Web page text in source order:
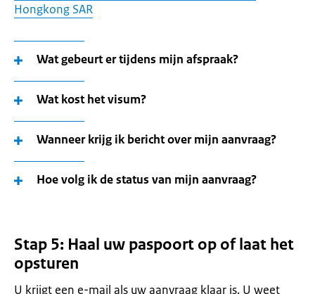
Hongkong SAR
Wat gebeurt er tijdens mijn afspraak?
Wat kost het visum?
Wanneer krijg ik bericht over mijn aanvraag?
Hoe volg ik de status van mijn aanvraag?
Stap 5: Haal uw paspoort op of laat het
opsturen
U krijgt een e-mail als uw aanvraag klaar is. U weet